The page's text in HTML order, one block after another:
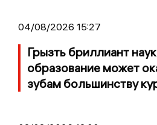
04/08/2026 15:27
Грызть бриллиант
образование может
зубам большинству